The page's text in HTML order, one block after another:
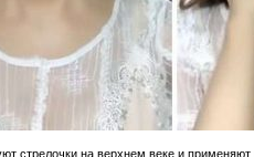
стрелочки на верхнем веке и